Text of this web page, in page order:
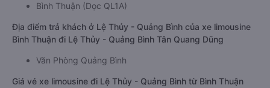
Bình Thuận (Dọc QL1A)
Địa điểm trả khách ở Lệ Thủy - Quảng Bình của xe limousine
Bình Thuận đi Lệ Thủy - Quảng Bình Tân Quang Dũng
Văn Phòng Quảng Bình
Giá vé xe limousine đi Lệ Thủy - Quảng Bình từ Bình Thuận